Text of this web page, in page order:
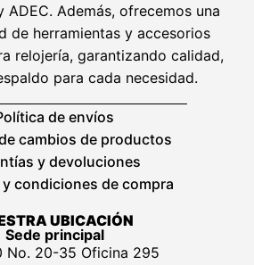
ADEC. Además, ofrecemos una
de herramientas y accesorios
relojería, garantizando calidad,
para cada necesidad.
de envíos
cambios de productos
y devoluciones
condiciones de compra
UBICACIÓN
Sede principal
No. 20-35 Oficina 295